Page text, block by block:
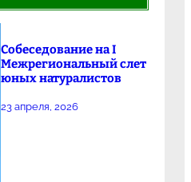
Собеседование на I
Межрегиональный слет
юных натуралистов
23 апреля, 2026